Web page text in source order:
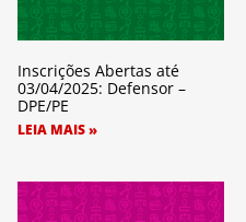
Inscrições Abertas até
03/04/2025: Defensor –
DPE/PE
LEIA MAIS »